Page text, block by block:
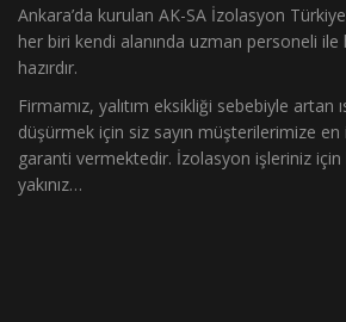
Ankara’da kurulan AK-SA İzolasyon
her biri kendi alanında uzman personeli
hazırdır.
Firmamız, yalıtım eksikliği sebebiyle artan
düşürmek için siz sayın müşterilerimize en
garanti vermektedir. İzolasyon işleriniz
yakınız…